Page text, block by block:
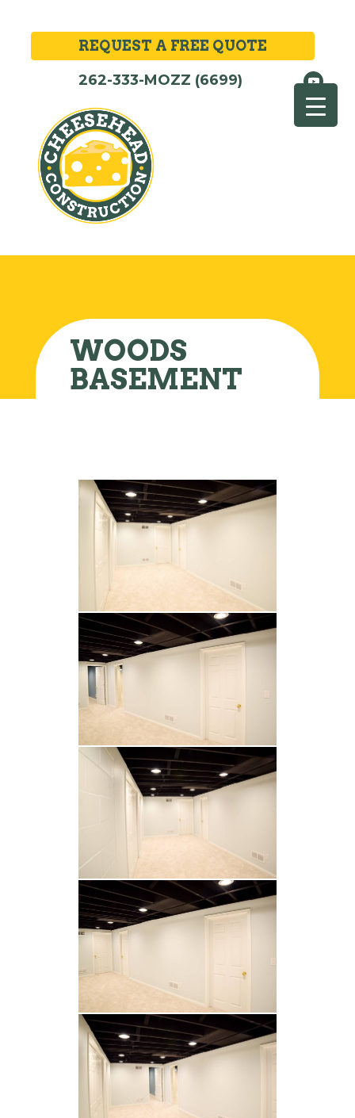
REQUEST A FREE QUOTE
262-333-MOZZ (6699)
WOODS
BASEMENT